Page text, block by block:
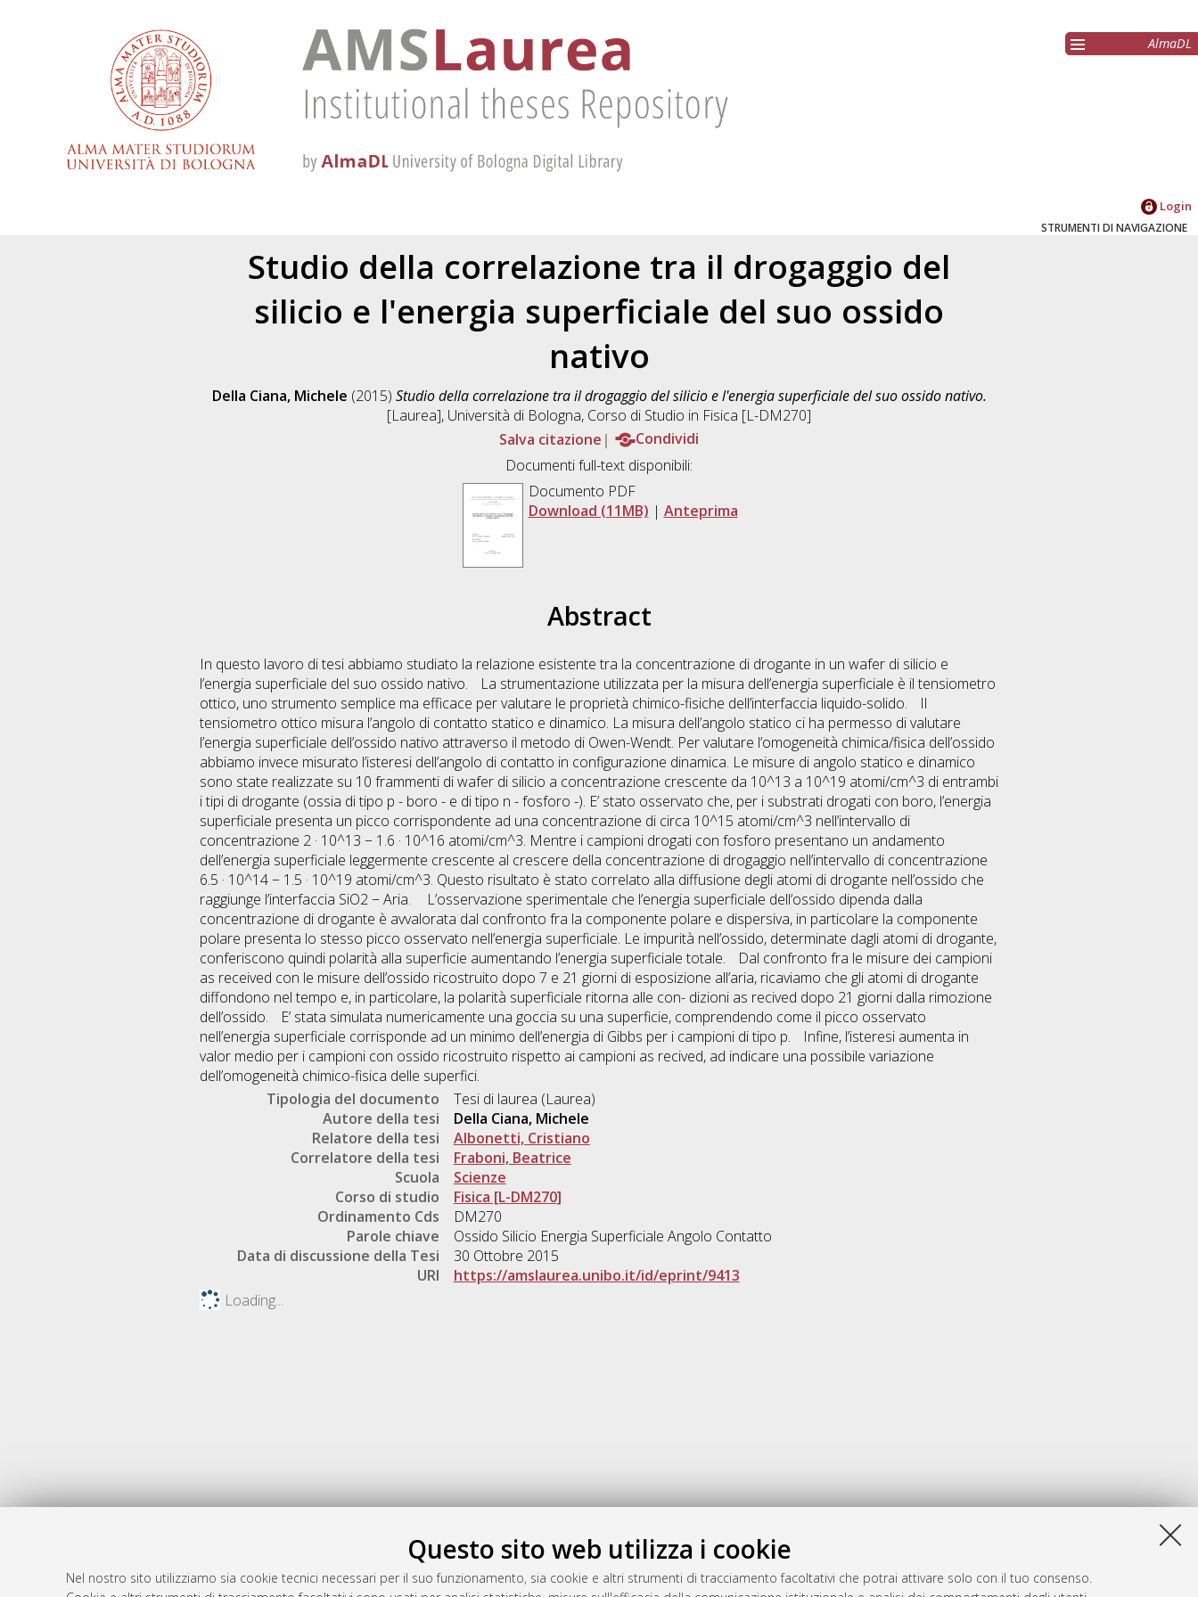
Questo sito web utilizza i cookie
Nel nostro sito utilizziamo sia cookie tecnici necessari per il suo funzionamento, sia cookie e altri strumenti di tracciamento facoltativi che potrai attivare solo con il tuo consenso.
AlmaDL
Login
STRUMENTI DI NAVIGAZIONE
Studio della correlazione tra il drogaggio del
silicio e l'energia superficiale del suo ossido
nativo
Della Ciana, Michele (2015) Studio della correlazione tra il drogaggio del silicio e l'energia superficiale del suo ossido nativo.
[Laurea], Università di Bologna, Corso di Studio in Fisica [L-DM270]
Salva citazione
Condividi
Documenti full-text disponibili:
Documento PDF
Download (11MB) | Anteprima
Abstract
In questo lavoro di tesi abbiamo studiato la relazione esistente tra la concentrazione di drogante in un wafer di silicio e
l’energia superficiale del suo ossido nativo. La strumentazione utilizzata per la misura dell’energia superficiale è il tensiometro
ottico, uno strumento semplice ma efficace per valutare le proprietà chimico-fisiche dell’interfaccia liquido-solido. Il
tensiometro ottico misura l’angolo di contatto statico e dinamico. La misura dell’angolo statico ci ha permesso di valutare
l’energia superficiale dell’ossido nativo attraverso il metodo di Owen-Wendt. Per valutare l’omogeneità chimica/fisica dell’ossido
abbiamo invece misurato l’isteresi dell’angolo di contatto in configurazione dinamica. Le misure di angolo statico e dinamico
sono state realizzate su 10 frammenti di wafer di silicio a concentrazione crescente da 10^13 a 10^19 atomi/cm^3 di entrambi
i tipi di drogante (ossia di tipo p - boro - e di tipo n - fosforo -). E’ stato osservato che, per i substrati drogati con boro, l’energia
superficiale presenta un picco corrispondente ad una concentrazione di circa 10^15 atomi/cm^3 nell’intervallo di
concentrazione 2 · 10^13 − 1.6 · 10^16 atomi/cm^3. Mentre i campioni drogati con fosforo presentano un andamento
dell’energia superficiale leggermente crescente al crescere della concentrazione di drogaggio nell’intervallo di concentrazione
6.5 · 10^14 − 1.5 · 10^19 atomi/cm^3. Questo risultato è stato correlato alla diffusione degli atomi di drogante nell’ossido che
raggiunge l’interfaccia SiO2 − Aria. L’osservazione sperimentale che l’energia superficiale dell’ossido dipenda dalla
concentrazione di drogante è avvalorata dal confronto fra la componente polare e dispersiva, in particolare la componente
polare presenta lo stesso picco osservato nell’energia superficiale. Le impurità nell’ossido, determinate dagli atomi di drogante,
conferiscono quindi polarità alla superficie aumentando l’energia superficiale totale. Dal confronto fra le misure dei campioni
as received con le misure dell’ossido ricostruito dopo 7 e 21 giorni di esposizione all’aria, ricaviamo che gli atomi di drogante
diffondono nel tempo e, in particolare, la polarità superficiale ritorna alle con- dizioni as recived dopo 21 giorni dalla rimozione
dell’ossido. E’ stata simulata numericamente una goccia su una superficie, comprendendo come il picco osservato
nell’energia superficiale corrisponde ad un minimo dell’energia di Gibbs per i campioni di tipo p. Infine, l’isteresi aumenta in
valor medio per i campioni con ossido ricostruito rispetto ai campioni as recived, ad indicare una possibile variazione
dell’omogeneità chimico-fisica delle superfici.
Tipologia del documento
Tesi di laurea (Laurea)
Autore della tesi
Della Ciana, Michele
Relatore della tesi
Albonetti, Cristiano
Correlatore della tesi
Fraboni, Beatrice
Scuola
Scienze
Corso di studio
Fisica [L-DM270]
Ordinamento Cds
DM270
Parole chiave
Ossido Silicio Energia Superficiale Angolo Contatto
Data di discussione della Tesi
30 Ottobre 2015
URI
https://amslaurea.unibo.it/id/eprint/9413
Loading...
Gestione del documento: